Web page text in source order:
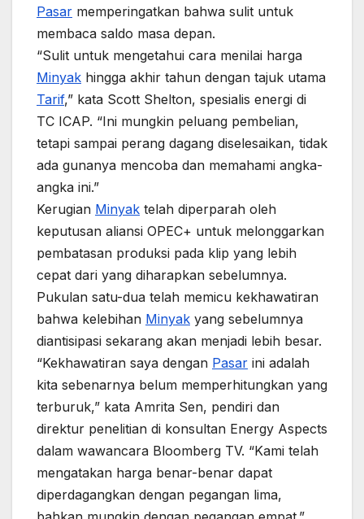
Pasar memperingatkan bahwa sulit untuk
membaca saldo masa depan.
“Sulit untuk mengetahui cara menilai harga
Minyak hingga akhir tahun dengan tajuk utama
Tarif,” kata Scott Shelton, spesialis energi di
TC ICAP. “Ini mungkin peluang pembelian,
tetapi sampai perang dagang diselesaikan, tidak
ada gunanya mencoba dan memahami angka-
angka ini.”
Kerugian Minyak telah diperparah oleh
keputusan aliansi OPEC+ untuk melonggarkan
pembatasan produksi pada klip yang lebih
cepat dari yang diharapkan sebelumnya.
Pukulan satu-dua telah memicu kekhawatiran
bahwa kelebihan Minyak yang sebelumnya
diantisipasi sekarang akan menjadi lebih besar.
“Kekhawatiran saya dengan Pasar ini adalah
kita sebenarnya belum memperhitungkan yang
terburuk,” kata Amrita Sen, pendiri dan
direktur penelitian di konsultan Energy Aspects
dalam wawancara Bloomberg TV. “Kami telah
mengatakan harga benar-benar dapat
diperdagangkan dengan pegangan lima,